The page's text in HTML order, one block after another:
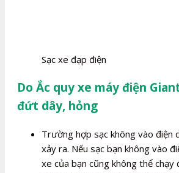
Sạc xe đạp điện
Do Ắc quy xe máy điện
đứt dây, hỏng
Trường hợp sạc không vào điện
xảy ra. Nếu sạc bạn không vào
xe của bạn cũng không thể chạy